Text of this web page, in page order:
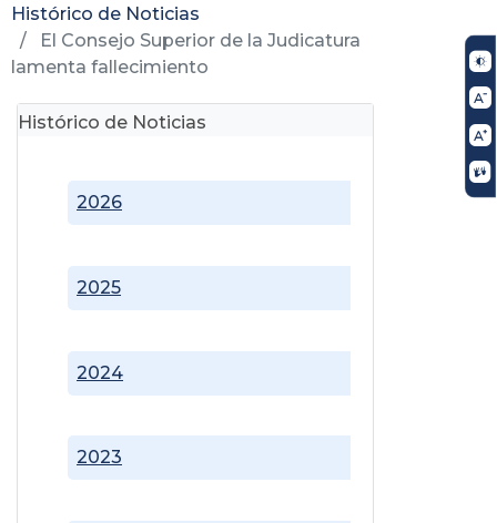
Histórico de Noticias
El Consejo Superior de la Judicatura
lamenta fallecimiento
Histórico de Noticias
2023
2024
2025
2026